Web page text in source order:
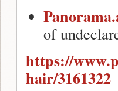
of
https://
hair/3161322